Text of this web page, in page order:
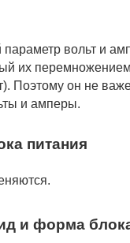
вольт и
их
Поэтому он не
и амперы.
питания
и форма